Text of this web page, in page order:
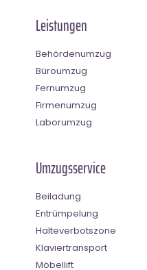
Leistungen
Behördenumzug
Büroumzug
Fernumzug
Firmenumzug
Laborumzug
Umzugsservice
Beiladung
Entrümpelung
Halteverbotszone
Klaviertransport
Möbellift